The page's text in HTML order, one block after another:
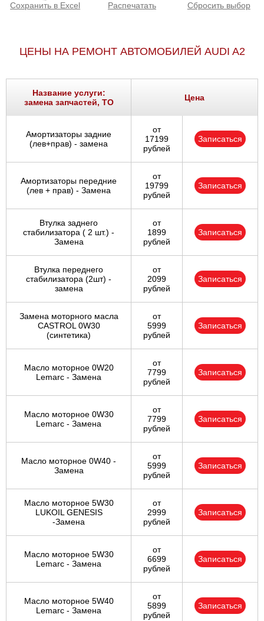
Оренбург
Ростов-на-Дону
Санкт-Петербург
Сочи
Сургут
Тольятти
Тула
Тюмень
Ульяновск
Чебоксары
Челябинск
Сохранить в Excel Распечатать Сбросить выбор
ЦЕНЫ НА РЕМОНТ АВТОМОБИЛЕЙ AUDI A2
Название услуги:
замена запчастей, ТО
Цена
Амортизаторы задние
(лев+прав) - замена
от
17199
рублей
Записаться
Амортизаторы передние
(лев + прав) - Замена
от
19799
рублей
Записаться
Втулка заднего
стабилизатора ( 2 шт.) -
Замена
от
1899
рублей
Записаться
Втулка переднего
стабилизатора (2шт) -
замена
от
2099
рублей
Записаться
Замена моторного масла
CASTROL 0W30
(синтетика)
от
5999
рублей
Записаться
Масло моторное 0W20
Lemarc - Замена
от
7799
рублей
Записаться
Масло моторное 0W30
Lemarc - Замена
от
7799
рублей
Записаться
Масло моторное 0W40 -
Замена
от
5999
рублей
Записаться
Масло моторное 5W30
LUKOIL GENESIS
-Замена
от
2999
рублей
Записаться
Масло моторное 5W30
Lemarc - Замена
от
6699
рублей
Записаться
Масло моторное 5W40
Lemarc - Замена
от
5899
рублей
Записаться